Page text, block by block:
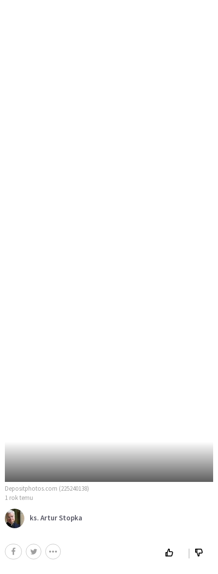
Depositphotos.com (225240138)
1 rok temu
ks. Artur Stopka